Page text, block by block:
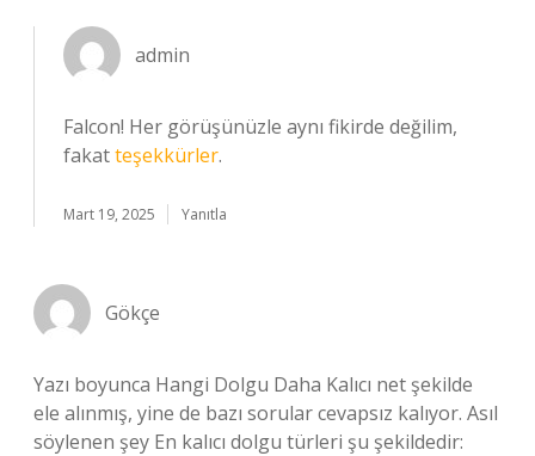
admin
Falcon! Her görüşünüzle aynı fikirde değilim,
fakatteşekkürler.
Mart 19, 2025 Yanıtla
Gökçe
Yazı boyunca Hangi Dolgu Daha Kalıcı net şekilde
ele alınmış, yine de bazı sorular cevapsız kalıyor. Asıl
söylenen şey En kalıcı dolgu türleri şu şekildedir: